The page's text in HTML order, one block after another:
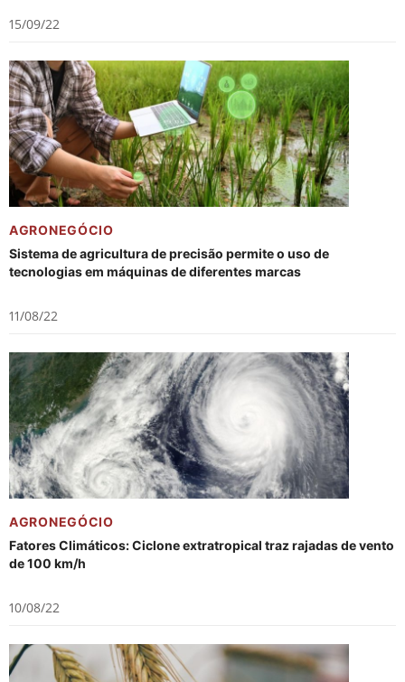
15/09/22
AGRONEGÓCIO
Sistema de agricultura de precisão permite o uso de
tecnologias em máquinas de diferentes marcas
11/08/22
AGRONEGÓCIO
Fatores Climáticos: Ciclone extratropical traz rajadas de vento
de 100 km/h
10/08/22